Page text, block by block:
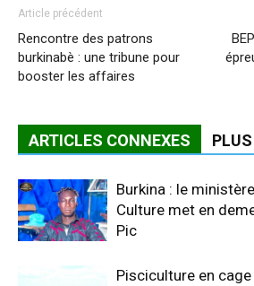
Article précédent
Rencontre des patrons
burkinabè : une tribune pour
booster les affaires
ARTICLES CONNEXES
Burkina : le
Culture met en
Pic
Pisciculture en